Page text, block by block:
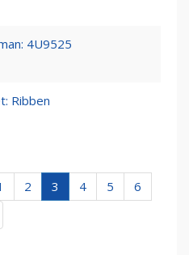
4U9525
Ribben
2 3 4 5
6